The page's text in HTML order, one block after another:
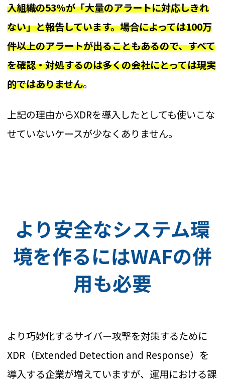
入組織の53%が「大量のアラートに対応しきれ
ない」と報告しています。場合によっては100万
件以上のアラートが出ることもあるので、すべて
を確認・対処するのは多くの会社にとっては現実
的ではありません。
上記の理由からXDRを導入したとしても使いこな
せていないケースが少なくありません。
より安全なシステム環
境を作るにはWAFの併
用も必要
より巧妙化するサイバー攻撃を対策するために
XDR（Extended Detection and Response）を
導入する企業が増えていますが、運用における課